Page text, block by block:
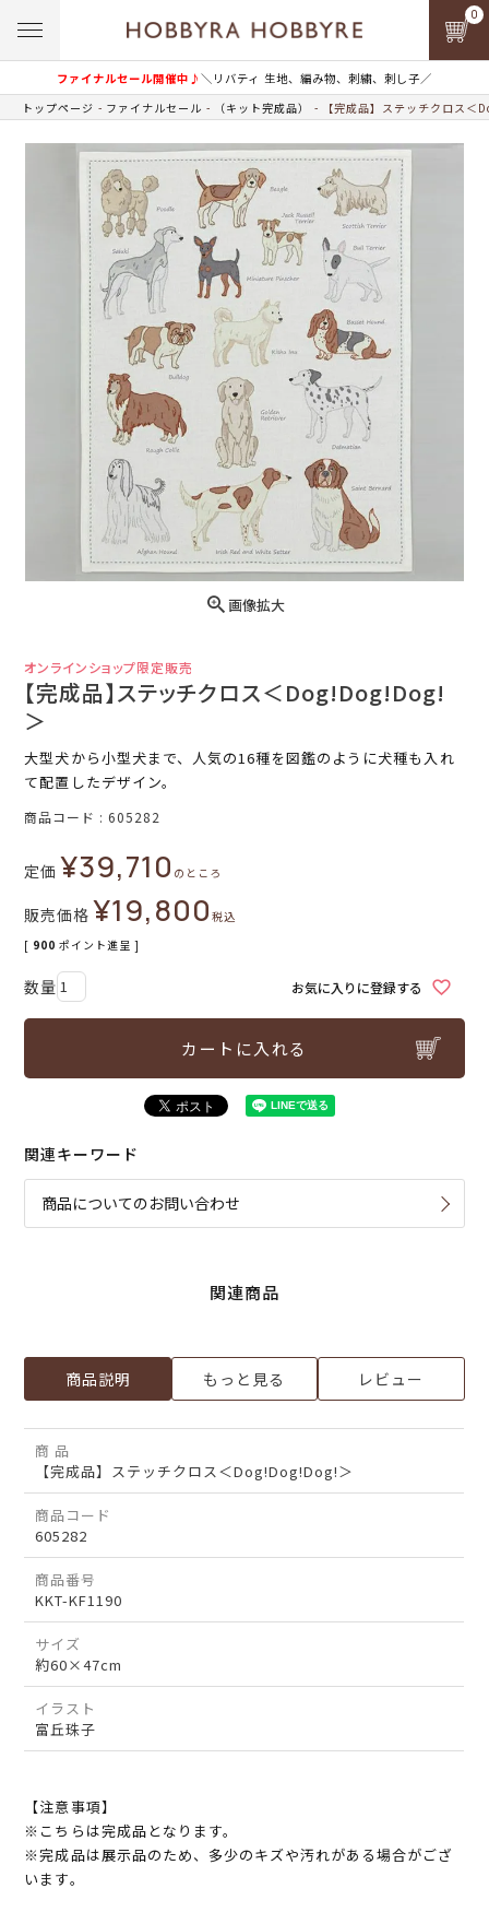
ファイナルセール開催中♪＼リバティ 生地、編み物、刺繍、刺し子／
0
トップページ ファイナルセール （キット完成品） 【完成品】ステッチクロス＜
画像拡大
オンラインショップ限定販売
【完成品】ステッチクロス＜Dog!Dog!Dog!
＞
大型犬から小型犬まで、人気の16種を図鑑のように犬種も入れ
て配置したデザイン。
商品コード 605282
定価 ¥39,710 のところ
販売価格 ¥19,800税込
[ 900 ポイント進呈 ]
お気に入りに登録する
カートに入れる
関連キーワード
商品についてのお問い合わせ
関連商品
商品説明 もっと見る レビュー
商 品
【完成品】ステッチクロス＜Dog!Dog!Dog!＞
商品コード
605282
商品番号
KKT-KF1190
サイズ
約60×47cm
イラスト
富丘珠子
【注意事項】
※こちらは完成品となります。
※完成品は展示品のため、多少のキズや汚れがある場合がござ
います。